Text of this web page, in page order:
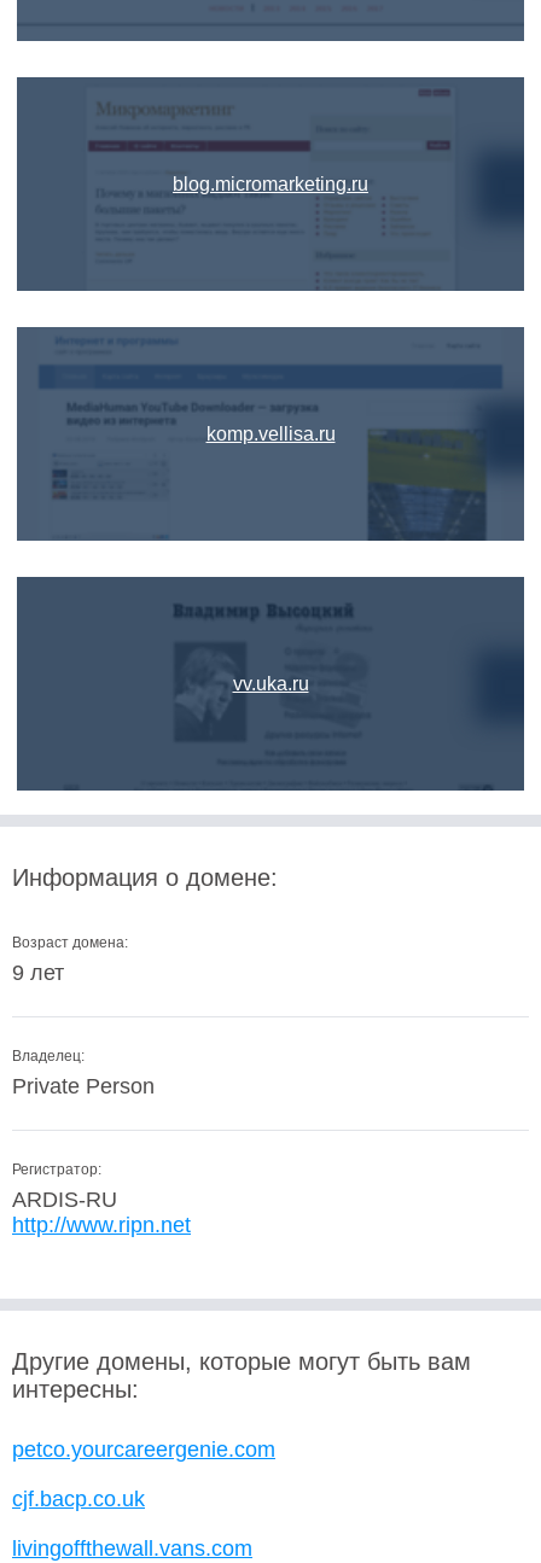
blog.micromarketing.ru
komp.vellisa.ru
vv.uka.ru
Информация о домене:
Возраст домена:
9 лет
Владелец:
Private Person
Регистратор:
ARDIS-RU
http://www.ripn.net
Другие домены, которые могут быть вам
интересны:
petco.yourcareergenie.com
cjf.bacp.co.uk
livingoffthewall.vans.com